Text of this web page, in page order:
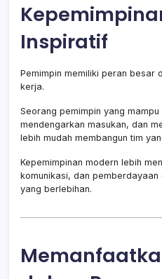
Inspiratif
Pemimpin memiliki peran besar
kerja.
Seorang pemimpin yang
mendengarkan masukan, dan
lebih mudah membangun tim
Kepemimpinan modern lebih
komunikasi, dan
yang berlebihan.